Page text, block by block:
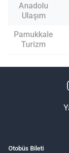
Anadolu
Ulaşım
Pamukkale
Turizm
Otobüs Bileti